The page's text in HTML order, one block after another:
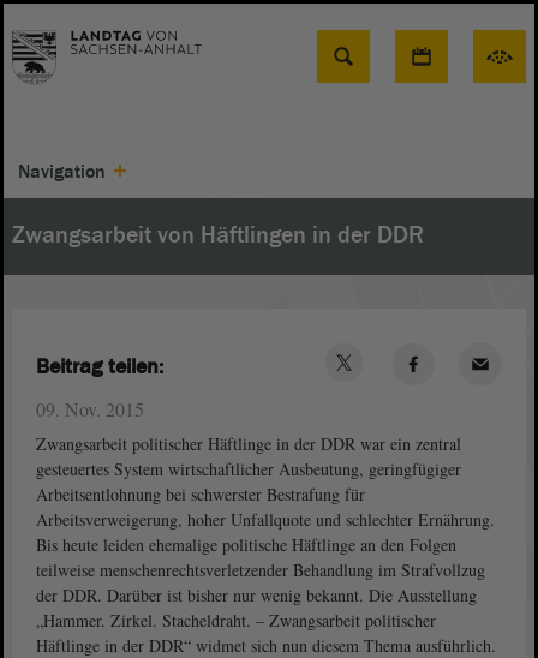
Suche
Navigation
Zwangsarbeit von Häftlingen in der DDR
09. Nov. 2015
Zwangsarbeit politischer Häftlinge in der DDR war ein zentral
gesteuertes System wirtschaftlicher Ausbeutung, geringfügiger
Arbeitsentlohnung bei schwerster Bestrafung für
Arbeitsverweigerung, hoher Unfallquote und schlechter Ernährung.
Bis heute leiden ehemalige politische Häftlinge an den Folgen
teilweise menschenrechtsverletzender Behandlung im Strafvollzug
der DDR. Darüber ist bisher nur wenig bekannt. Die Ausstellung
„Hammer. Zirkel. Stacheldraht. – Zwangsarbeit politischer
Häftlinge in der DDR“ widmet sich nun diesem Thema ausführlich.
Beitrag teilen: